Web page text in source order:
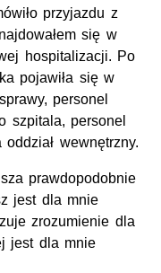
przyjazdu z
się w
hospitalizacji. Po
pojawiła się w
personel
szpitala, personel
wewnętrzny.
prawdopodobnie
jest dla mnie
zrozumienie dla
jest dla mnie